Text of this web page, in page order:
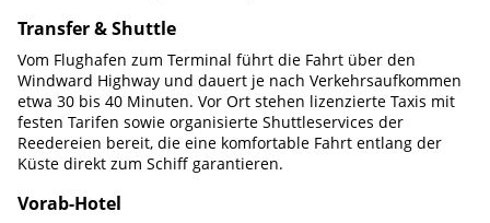
Transfer & Shuttle
Vom Flughafen zum Terminal führt die Fahrt über den
Windward Highway und dauert je nach Verkehrsaufkommen
etwa 30 bis 40 Minuten. Vor Ort stehen lizenzierte Taxis mit
festen Tarifen sowie organisierte Shuttleservices der
Reedereien bereit, die eine komfortable Fahrt entlang der
Küste direkt zum Schiff garantieren.
Vorab-Hotel